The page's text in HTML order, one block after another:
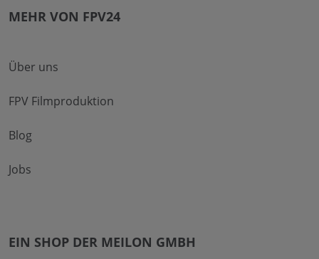
MEHR VON FPV24
Über uns
FPV Filmproduktion
Blog
Jobs
EIN SHOP DER MEILON GMBH